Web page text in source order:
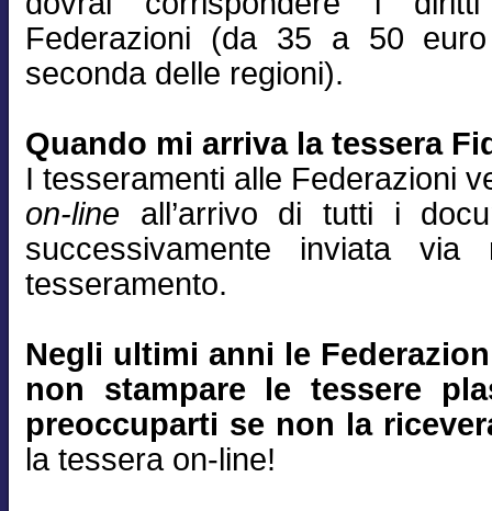
Federazioni (da 35 a 50
seconda delle regioni).
Quando mi arriva la tessera
I tesseramenti alle Federazioni
on-line all’arrivo di tutti i
successivamente inviata
tesseramento.
Negli ultimi anni le
non stampare le tessere
preoccuparti se non la
la tessera on-line!